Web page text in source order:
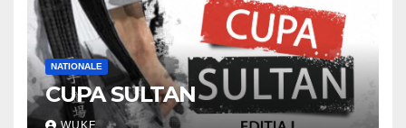
NATIONALE
CUPA SULTAN